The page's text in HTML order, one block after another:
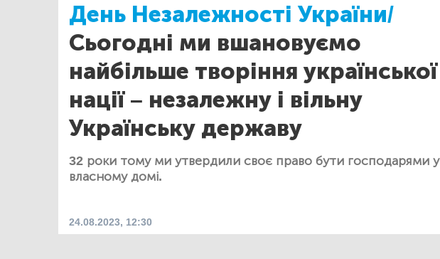
День Незалежності України/
Сьогодні ми вшановуємо
найбільше творіння української
нації – незалежну і вільну
Українську державу
32 роки тому ми утвердили своє право бути господарями у
власному домі.
24.08.2023, 12:30